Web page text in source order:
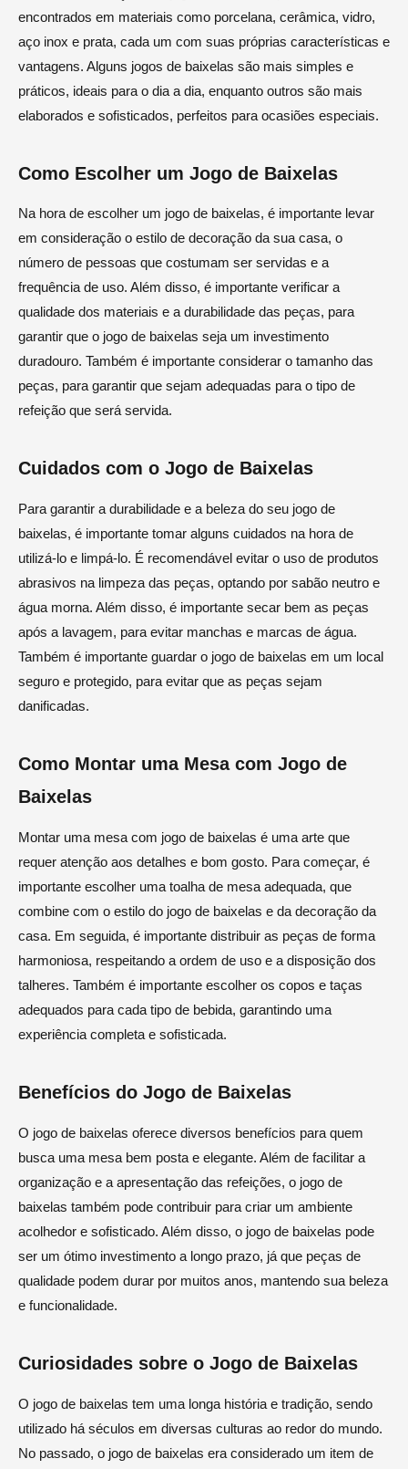
encontrados em materiais como porcelana, cerâmica, vidro,
aço inox e prata, cada um com suas próprias características e
vantagens. Alguns jogos de baixelas são mais simples e
práticos, ideais para o dia a dia, enquanto outros são mais
elaborados e sofisticados, perfeitos para ocasiões especiais.
Como Escolher um Jogo de Baixelas
Na hora de escolher um jogo de baixelas, é importante levar
em consideração o estilo de decoração da sua casa, o
número de pessoas que costumam ser servidas e a
frequência de uso. Além disso, é importante verificar a
qualidade dos materiais e a durabilidade das peças, para
garantir que o jogo de baixelas seja um investimento
duradouro. Também é importante considerar o tamanho das
peças, para garantir que sejam adequadas para o tipo de
refeição que será servida.
Cuidados com o Jogo de Baixelas
Para garantir a durabilidade e a beleza do seu jogo de
baixelas, é importante tomar alguns cuidados na hora de
utilizá-lo e limpá-lo. É recomendável evitar o uso de produtos
abrasivos na limpeza das peças, optando por sabão neutro e
água morna. Além disso, é importante secar bem as peças
após a lavagem, para evitar manchas e marcas de água.
Também é importante guardar o jogo de baixelas em um local
seguro e protegido, para evitar que as peças sejam
danificadas.
Como Montar uma Mesa com Jogo de
Baixelas
Montar uma mesa com jogo de baixelas é uma arte que
requer atenção aos detalhes e bom gosto. Para começar, é
importante escolher uma toalha de mesa adequada, que
combine com o estilo do jogo de baixelas e da decoração da
casa. Em seguida, é importante distribuir as peças de forma
harmoniosa, respeitando a ordem de uso e a disposição dos
talheres. Também é importante escolher os copos e taças
adequados para cada tipo de bebida, garantindo uma
experiência completa e sofisticada.
Benefícios do Jogo de Baixelas
O jogo de baixelas oferece diversos benefícios para quem
busca uma mesa bem posta e elegante. Além de facilitar a
organização e a apresentação das refeições, o jogo de
baixelas também pode contribuir para criar um ambiente
acolhedor e sofisticado. Além disso, o jogo de baixelas pode
ser um ótimo investimento a longo prazo, já que peças de
qualidade podem durar por muitos anos, mantendo sua beleza
e funcionalidade.
Curiosidades sobre o Jogo de Baixelas
O jogo de baixelas tem uma longa história e tradição, sendo
utilizado há séculos em diversas culturas ao redor do mundo.
No passado, o jogo de baixelas era considerado um item de